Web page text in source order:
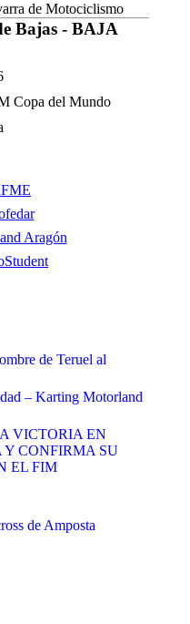
de Motociclismo
Bajas - BAJA
Copa del Mundo
de Teruel al
– Karting Motorland
VICTORIA EN
Y CONFIRMA SU
EL FIM
de Amposta